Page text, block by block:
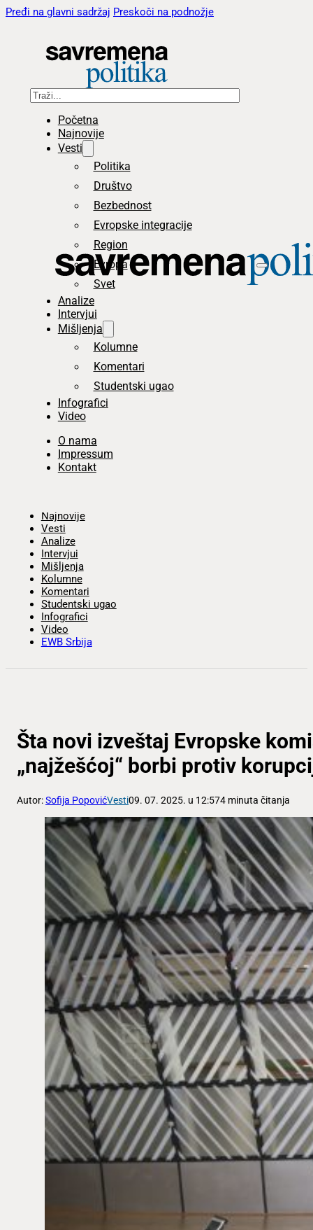
Pređi na glavni sadržaj Preskoči na podnožje
Pretraga
Početna
Najnovije
Vesti
Politika
Društvo
Bezbednost
Evropske integracije
Region
Evropa
Svet
Analize
Intervjui
Mišljenja
Kolumne
Komentari
Studentski ugao
Infografici
Video
O nama
Impressum
Kontakt
Najnovije
Vesti
Analize
Intervjui
Mišljenja
Kolumne
Komentari
Studentski ugao
Infografici
Video
EWB Srbija
Šta novi izveštaj Evropske
„najžešćoj“ borbi protiv
Autor:Sofija PopovićVesti09. 07. 2025. u 12:574 minuta čitanja